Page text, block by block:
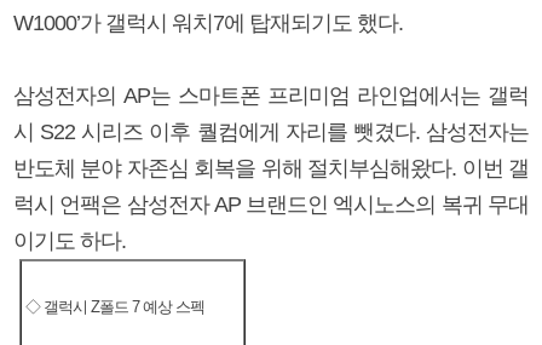
W1000’가 갤럭시 워치7에 탑재되기도 했다.
삼성전자의 AP는 스마트폰 프리미엄 라인업에서는 갤럭
시 S22 시리즈 이후 퀄컴에게 자리를 뺏겼다. 삼성전자는
반도체 분야 자존심 회복을 위해 절치부심해왔다. 이번 갤
럭시 언팩은 삼성전자 AP 브랜드인 엑시노스의 복귀 무대
이기도 하다.
◇ 갤럭시 Z폴드 7 예상 스펙